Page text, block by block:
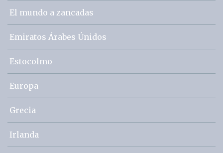
El mundo a zancadas
Emiratos Árabes Únidos
Estocolmo
Europa
Grecia
Irlanda